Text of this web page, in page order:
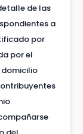
de las
a
por
por el